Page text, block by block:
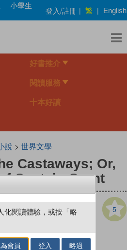
小學生
登入/註冊 | 繁 | English
好書推介
閱讀服務
十本好讀
說 > 世界文學
Castaways; Or,
Captain Grant
5
化閱讀體驗，或按「略
會員 登入 略過